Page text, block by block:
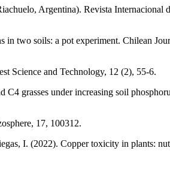
Argentina). Revista Internacional
in two soils: a pot experiment. Chilean
Science and Technology, 12 (2), 55-6.
grasses under increasing soil
17, 100312.
I. (2022). Copper toxicity in plants: